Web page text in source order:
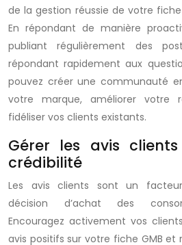
de la gestion réussie de votre fiche
En répondant de manière
publiant régulièrement des
répondant rapidement aux
pouvez créer une communauté
votre marque, améliorer votre
fidéliser vos clients existants.
Gérer les avis
crédibilité
Les avis clients sont un
décision d’achat des
Encouragez activement vos
avis positifs sur votre fiche GMB et